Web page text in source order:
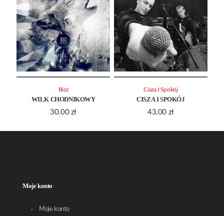
WILK CHODNIKOWY
30.00 zł
Bisz
CISZA I SPOKÓJ
43.00 zł
Cisza I Spokój
Moje konto
Moje konto